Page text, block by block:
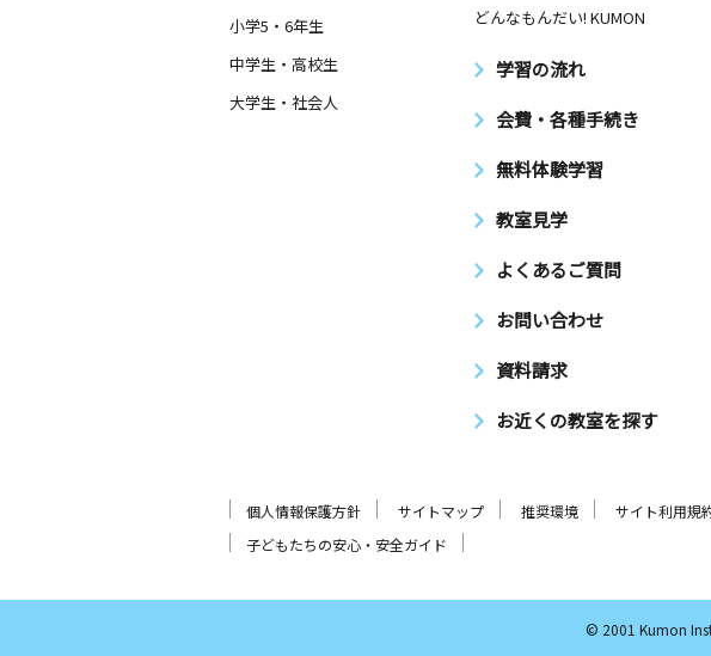
小学5・6年生
中学生・高校生
大学生・社会人
どんなもんだい! KUMON
学習の流れ
会費・各種手続き
無料体験学習
教室見学
よくあるご質問
お問い合わせ
資料請求
お近くの教室を探す
個人情報保護方針 サイトマップ 推奨環境 サイト利用規
子どもたちの安心・安全ガイド
© 2001 Kumon